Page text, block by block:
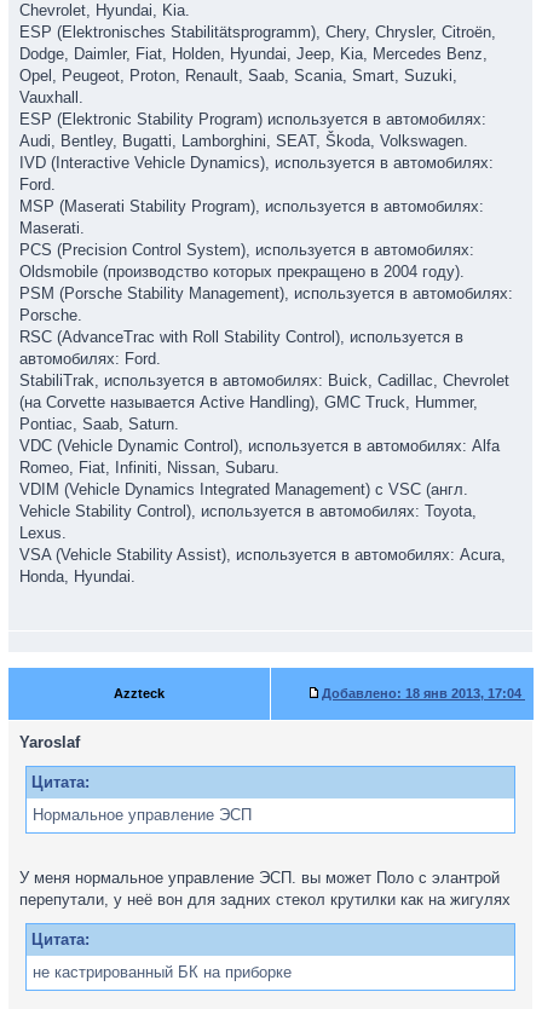
Chevrolet, Hyundai, Kia.
ESP (Elektronisches Stabilitätsprogramm), Chery, Chrysler, Citroën,
Dodge, Daimler, Fiat, Holden, Hyundai, Jeep, Kia, Mercedes Benz,
Opel, Peugeot, Proton, Renault, Saab, Scania, Smart, Suzuki,
Vauxhall.
ESP (Elektronic Stability Program) используется в автомобилях:
Audi, Bentley, Bugatti, Lamborghini, SEAT, Škoda, Volkswagen.
IVD (Interactive Vehicle Dynamics), используется в автомобилях:
Ford.
MSP (Maserati Stability Program), используется в автомобилях:
Maserati.
PCS (Precision Control System), используется в автомобилях:
Oldsmobile (производство которых прекращено в 2004 году).
PSM (Porsche Stability Management), используется в автомобилях:
Porsche.
RSC (AdvanceTrac with Roll Stability Control), используется в
автомобилях: Ford.
StabiliTrak, используется в автомобилях: Buick, Cadillac, Chevrolet
(на Corvette называется Active Handling), GMC Truck, Hummer,
Pontiac, Saab, Saturn.
VDC (Vehicle Dynamic Control), используется в автомобилях: Alfa
Romeo, Fiat, Infiniti, Nissan, Subaru.
VDIM (Vehicle Dynamics Integrated Management) с VSC (англ.
Vehicle Stability Control), используется в автомобилях: Toyota,
Lexus.
VSA (Vehicle Stability Assist), используется в автомобилях: Acura,
Honda, Hyundai.
Azzteck Добавлено: 18 янв 2013, 17:04
Yaroslaf
Цитата:
Нормальное управление ЭСП
У меня нормальное управление ЭСП. вы может Поло с элантрой
перепутали, у неё вон для задних стекол крутилки как на жигулях
Цитата:
не кастрированный БК на приборке